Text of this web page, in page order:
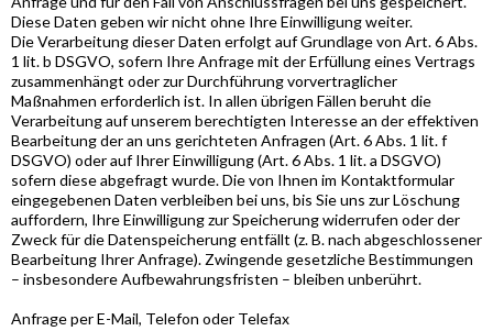
Diese Daten geben wir nicht ohne Ihre Einwilligung weiter.
Die Verarbeitung dieser Daten erfolgt auf Grundlage von Art. 6 Abs.
1 lit. b DSGVO, sofern Ihre Anfrage mit der Erfüllung eines Vertrags
zusammenhängt oder zur Durchführung vorvertraglicher
Maßnahmen erforderlich ist. In allen übrigen Fällen beruht die
Verarbeitung auf unserem berechtigten Interesse an der effektiven
Bearbeitung der an uns gerichteten Anfragen (Art. 6 Abs. 1 lit. f
DSGVO) oder auf Ihrer Einwilligung (Art. 6 Abs. 1 lit. a DSGVO)
sofern diese abgefragt wurde. Die von Ihnen im Kontaktformular
eingegebenen Daten verbleiben bei uns, bis Sie uns zur Löschung
auffordern, Ihre Einwilligung zur Speicherung widerrufen oder der
Zweck für die Datenspeicherung entfällt (z. B. nach abgeschlossener
Bearbeitung Ihrer Anfrage). Zwingende gesetzliche Bestimmungen
– insbesondere Aufbewahrungsfristen – bleiben unberührt.
Anfrage per E-Mail, Telefon oder Telefax